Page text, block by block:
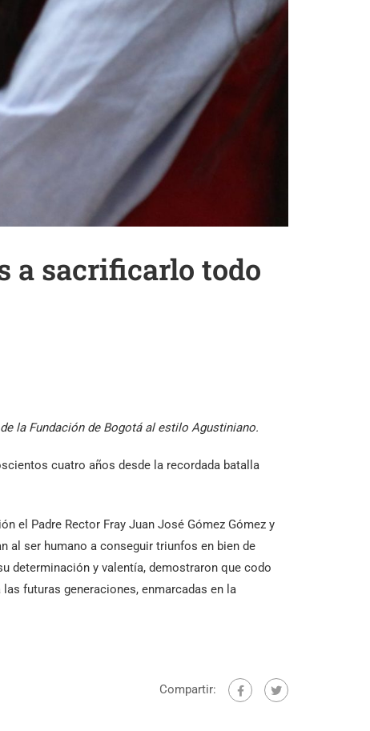
a sacrificarlo todo
la Fundación de Bogotá al estilo Agustiniano.
cuatro años desde la recordada batalla
el Padre Rector Fray Juan José Gómez Gómez y
al ser humano a conseguir triunfos en bien de
determinación y valentía, demostraron que codo
futuras generaciones, enmarcadas en la
Compartir: